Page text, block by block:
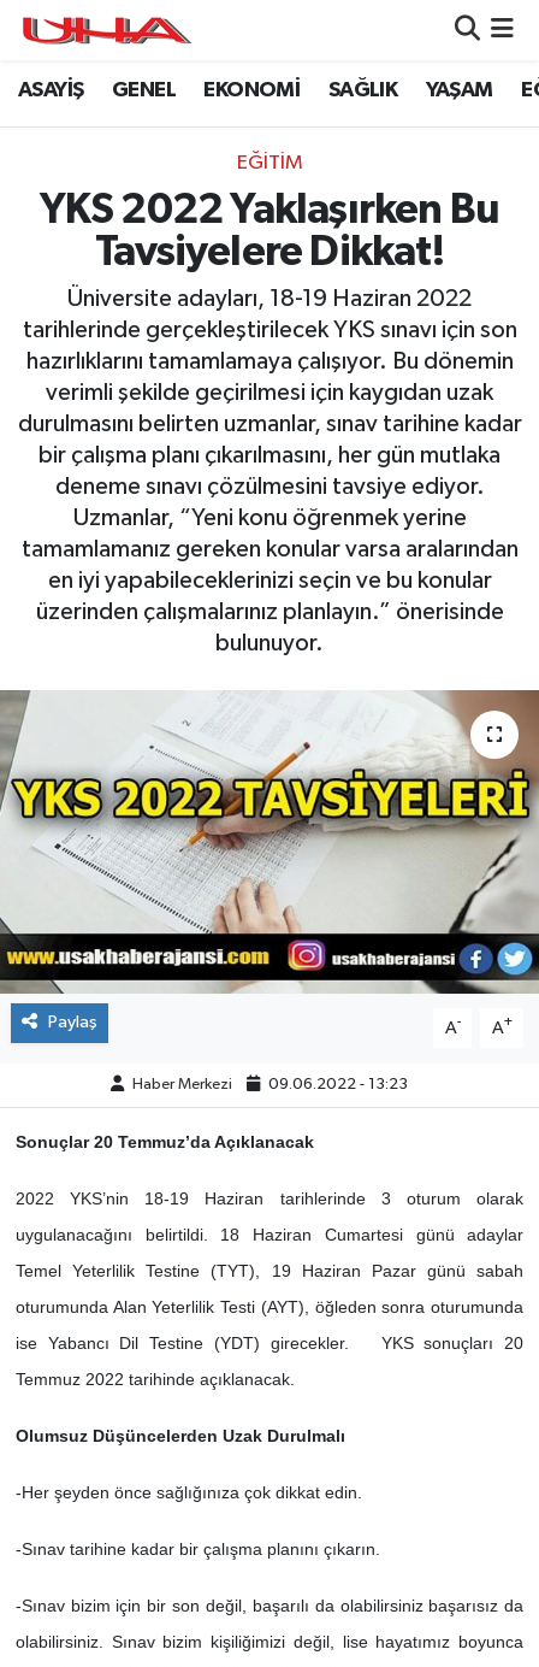
ASAYİŞ GENEL EKONOMİ SAĞLIK YAŞAM
EĞİTİM
YKS 2022 Yaklaşırken Bu
Tavsiyelere Dikkat!
Üniversite adayları, 18-19 Haziran 2022
tarihlerinde gerçekleştirilecek YKS sınavı için son
hazırlıklarını tamamlamaya çalışıyor. Bu dönemin
verimli şekilde geçirilmesi için kaygıdan uzak
durulmasını belirten uzmanlar, sınav tarihine kadar
bir çalışma planı çıkarılmasını, her gün mutlaka
deneme sınavı çözülmesini tavsiye ediyor.
Uzmanlar, “Yeni konu öğrenmek yerine
tamamlamanız gereken konular varsa aralarından
en iyi yapabileceklerinizi seçin ve bu konular
üzerinden çalışmalarınız planlayın.” önerisinde
bulunuyor.
Paylaş A- A+
Haber Merkezi 09.06.2022 - 13:23
Sonuçlar 20 Temmuz’da Açıklanacak
2022 YKS’nin 18-19 Haziran tarihlerinde 3 oturum olarak
uygulanacağını belirtildi. 18 Haziran Cumartesi günü adaylar
Temel Yeterlilik Testine (TYT), 19 Haziran Pazar günü sabah
oturumunda Alan Yeterlilik Testi (AYT), öğleden sonra oturumunda
ise Yabancı Dil Testine (YDT) girecekler. YKS sonuçları 20
Temmuz 2022 tarihinde açıklanacak.
Olumsuz Düşüncelerden Uzak Durulmalı
-Her şeyden önce sağlığınıza çok dikkat edin.
-Sınav tarihine kadar bir çalışma planını çıkarın.
-Sınav bizim için bir son değil, başarılı da olabilirsiniz başarısız da
olabilirsiniz. Sınav bizim kişiliğimizi değil, lise hayatımız boyunca
ASAYİŞ
GENEL
SAĞLIK
LEZETLERİMİZ
EKONOMİ
EĞİTİM
ÇEVRE
HABERDE İNSAN
BİLİM VE TEKNOLOJİ
KAMPANYALAR
KÜLTÜR-SANAT
Magazin
ÖZEL HABER
POLİTİKA
SİYASET
SPOR
VEFATLAR
Yerel
Nöbetçi Eczaneler
Namaz Vakitleri
Trafik Durumu
Puan Durumu ve Fikstür
Tüm Manşetler
Son Dakika Haberleri
Haber Arşivi